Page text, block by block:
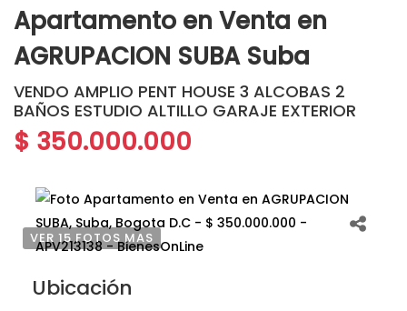
Apartamento en Venta en
AGRUPACION SUBA Suba
VENDO AMPLIO PENT HOUSE 3 ALCOBAS 2
BAÑOS ESTUDIO ALTILLO GARAJE EXTERIOR
$ 350.000.000
VER 15 FOTOS MAS
Ubicación